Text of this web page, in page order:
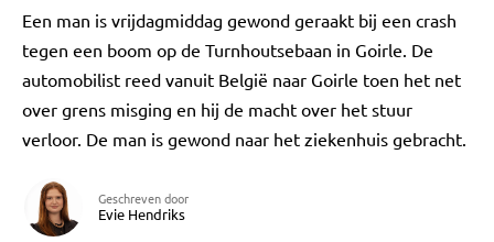
Een man is vrijdagmiddag gewond geraakt bij een crash
tegen een boom op de Turnhoutsebaan in Goirle. De
automobilist reed vanuit België naar Goirle toen het net
over grens misging en hij de macht over het stuur
verloor. De man is gewond naar het ziekenhuis gebracht.
Geschreven door
Evie Hendriks